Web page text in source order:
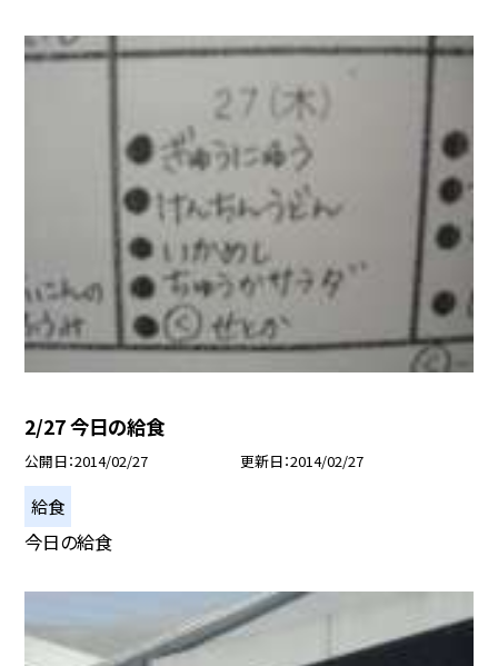
2/27 今日の給食
公開日 2014/02/27 更新日 2014/02/27
給食
今日の給食